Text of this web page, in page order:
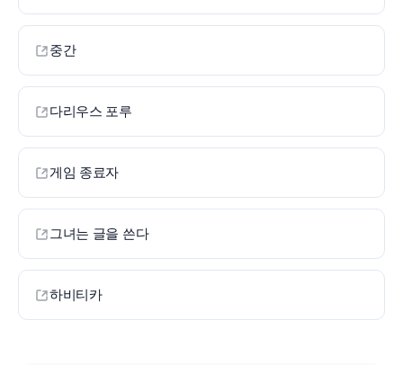
중간
다리우스 포루
게임 종료자
그녀는 글을 쓴다
하비티카